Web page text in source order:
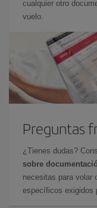
cualquier otro
vuelo.
Preguntas
¿Tienes dudas?
sobre
necesitas para volar
específicos exigidos